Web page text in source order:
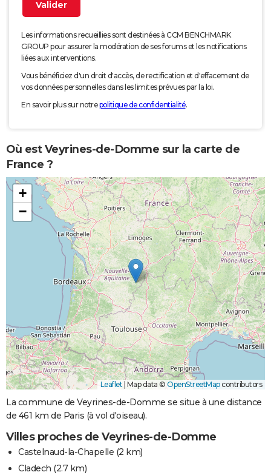
Les informations recueillies sont destinées à CCM BENCHMARK
GROUP pour assurer la modération de ses forums et les notifications
liées aux interventions.
Vous bénéficiez d'un droit d'accès, de rectification et d'effacement de
vos données personnelles dans les limites prévues par la loi.
En savoir plus sur notrepolitique de confidentialité.
Où est Veyrines-de-Domme sur la carte de
France ?
+
−
Leaflet Map data © OpenStreetMapcontributors
La commune de Veyrines-de-Domme se situe à une distance
de 461 km de Paris (à vol d'oiseau).
Villes proches de Veyrines-de-Domme
Castelnaud-la-Chapelle (2 km)
Cladech (2.7 km)